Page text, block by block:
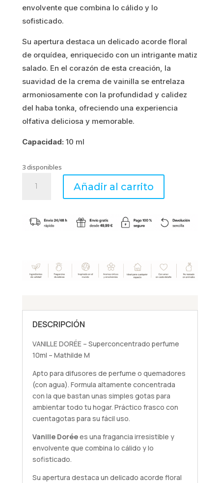
envolvente que combina lo cálido y lo
sofisticado.
Su apertura destaca un delicado acorde floral
de orquídea, enriquecido con un intrigante matiz
salado. En el corazón de esta creación, la
suavidad de la crema de vainilla se entrelaza
armoniosamente con la profundidad y calidez
del haba tonka, ofreciendo una experiencia
olfativa deliciosa y memorable.
Capacidad: 10 ml
3 disponibles
DORÉE
perfume
cantidad
Añadir al carrito
DESCRIPCIÓN
VANILLE DORÉE – Superconcentrado perfume
10ml – Mathilde M
Apto para difusores de perfume o quemadores
(con agua). Formula altamente concentrada
con la que bastan unas simples gotas para
ambientar todo tu hogar. Práctico frasco con
cuentagotas para su fácil uso.
Vanille Doréees una fragancia irresistible y
envolvente que combina lo cálido y lo
sofisticado.
Su apertura destaca un delicado acorde floral